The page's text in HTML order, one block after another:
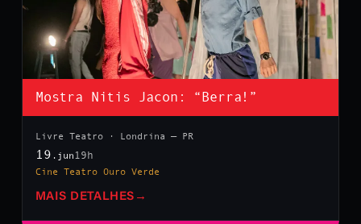
Mostra Nitis Jacon: “Berra!”
Livre Teatro · Londrina — PR
19 .jun 19h
Cine Teatro Ouro Verde
MAIS DETALHES →